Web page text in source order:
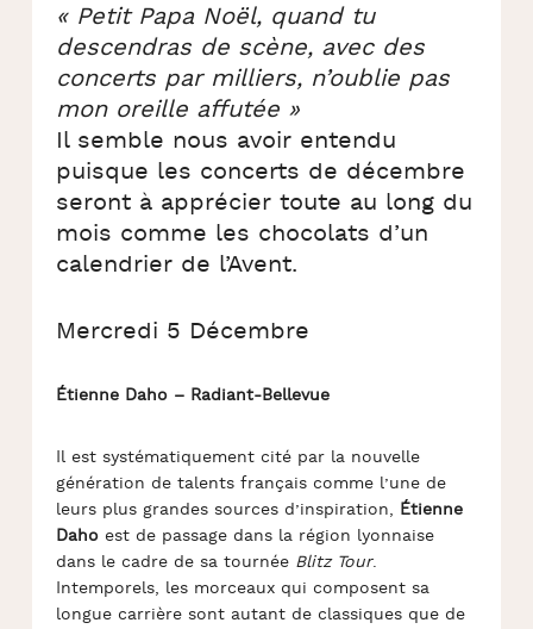
« Petit Papa Noël, quand tu
descendras de scène, avec des
concerts par milliers, n’oublie pas
mon oreille affutée »
Il semble nous avoir entendu
puisque les concerts de décembre
seront à apprécier toute au long du
mois comme les chocolats d’un
calendrier de l’Avent.
Mercredi 5 Décembre
Étienne Daho – Radiant-Bellevue
Il est systématiquement cité par la nouvelle
génération de talents français comme l’une de
leurs plus grandes sources d’inspiration, Étienne
Dahoest de passage dans la région lyonnaise
dans le cadre de sa tournée Blitz Tour.
Intemporels, les morceaux qui composent sa
longue carrière sont autant de classiques que de